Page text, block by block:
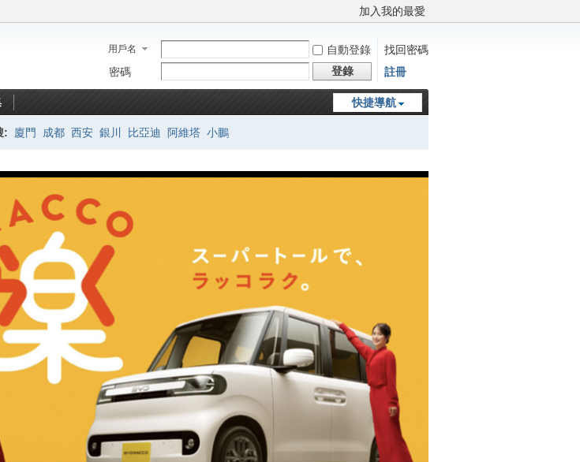
加入我的最愛
用戶名 自動登錄
找回密碼
密碼
登錄 註冊
快捷導航
: 廈門 成都 西安 銀川 比亞迪 阿維塔 小鵬